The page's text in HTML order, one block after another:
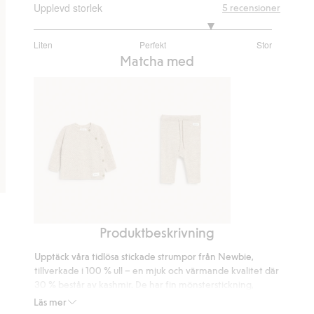
Upplevd storlek
Liten Perfekt Stor
utav
5 recensioner
Matcha med
ull
kashmirmix
Byxor
Produktbeskrivning
Läs mer
Upptäck våra tidlösa stickade strumpor från Newbie,
tillverkade i 100 % ull – en mjuk och värmande kvalitet där
nedvikbar mudd och är dekorerade med två knappar. En